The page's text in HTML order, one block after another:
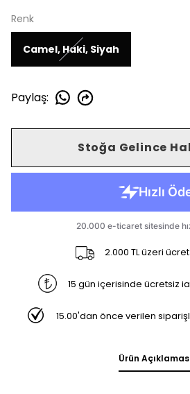
Renk
Camel, Haki, Siyah
Paylaş:
Stoğa Gelince
2.000 TL üzeri
15 gün içerisinde ücretsiz
15.00'dan önce verilen
Ürün